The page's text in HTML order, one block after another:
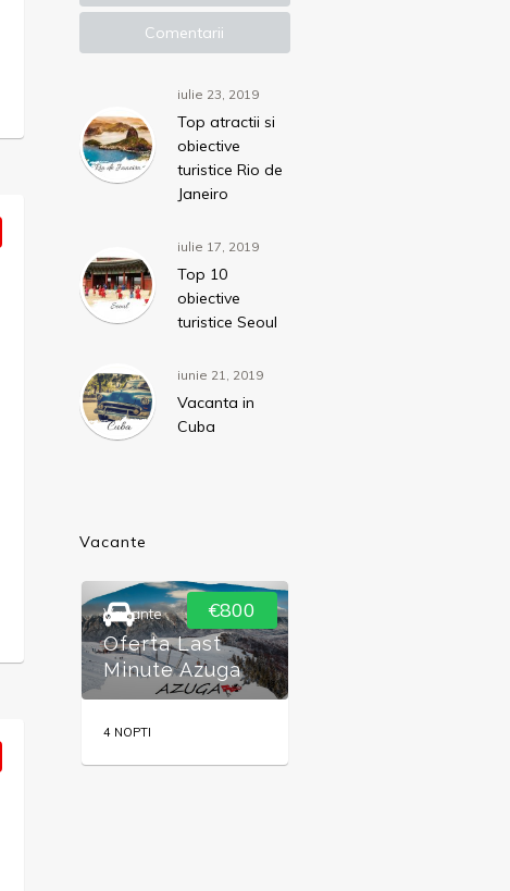
Comentarii
iulie 23, 2019
Top atractii si
obiective
turistice Rio de
Janeiro
iulie 17, 2019
Top 10
obiective
turistice Seoul
iunie 21, 2019
Vacanta in
Cuba
Vacante
€800
Vacante
Oferta Last
Minute Azuga
4 NOPTI